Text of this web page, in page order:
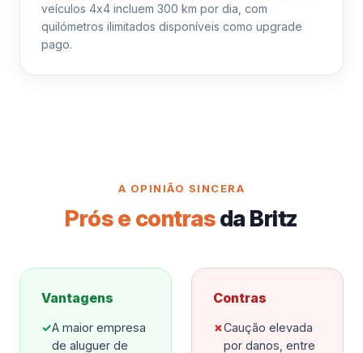
veículos 4x4 incluem 300 km por dia, com
quilómetros ilimitados disponíveis como upgrade
pago.
A OPINIÃO SINCERA
Prós e contrasda Britz
Vantagens
✓A maior empresa
de aluguer de
Contras
✗Caução elevada
por danos, entre